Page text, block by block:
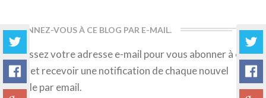
ABONNEZ-VOUS À CE BLOG PAR E-MAIL.
Saisissez votre adresse e-mail pour vous abonner à ce
blog et recevoir une notification de chaque nouvel
article par email.